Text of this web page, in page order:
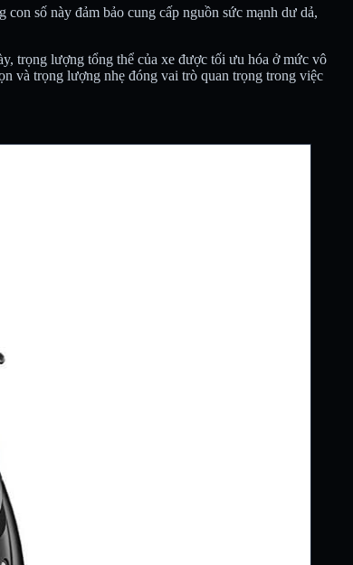
số này đảm bảo cung cấp nguồn sức mạnh dư dả,
trọng lượng tổng thể của xe được tối ưu hóa ở mức vô
và trọng lượng nhẹ đóng vai trò quan trọng trong việc